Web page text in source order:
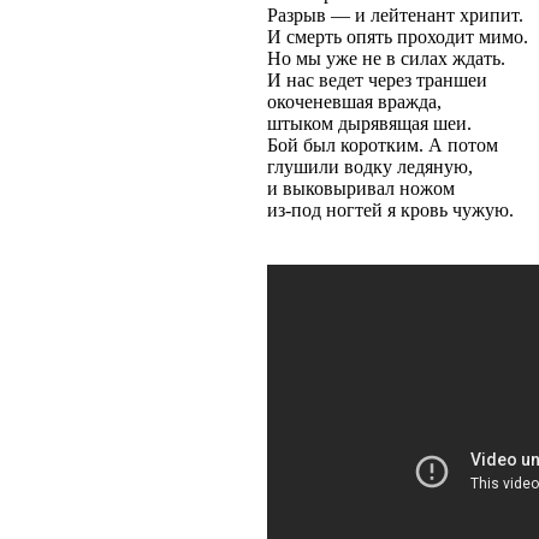
Разрыв — и лейтенант хрипит.
И смерть опять проходит мимо.
Но мы уже не в силах ждать.
И нас ведет через траншеи
окоченевшая вражда,
штыком дырявящая шеи.
Бой был коротким. А потом
глушили водку ледяную,
и выковыривал ножом
из-под ногтей я кровь чужую.